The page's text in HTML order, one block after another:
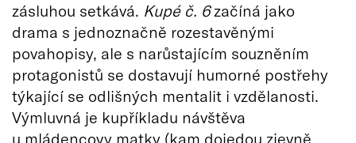
zásluhou setkává. Kupé č. 6začíná jako
drama s jednoznačně rozestavěnými
povahopisy, ale s narůstajícím souzněním
protagonistů se dostavují humorné postřehy
týkající se odlišných mentalit i vzdělanosti.
Výmluvná je kupříkladu návštěva
u mládencovy matky (kam dojedou zjevně